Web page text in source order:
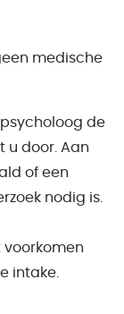
medische
de
u door. Aan
of een
nodig is.
voorkomen
intake.